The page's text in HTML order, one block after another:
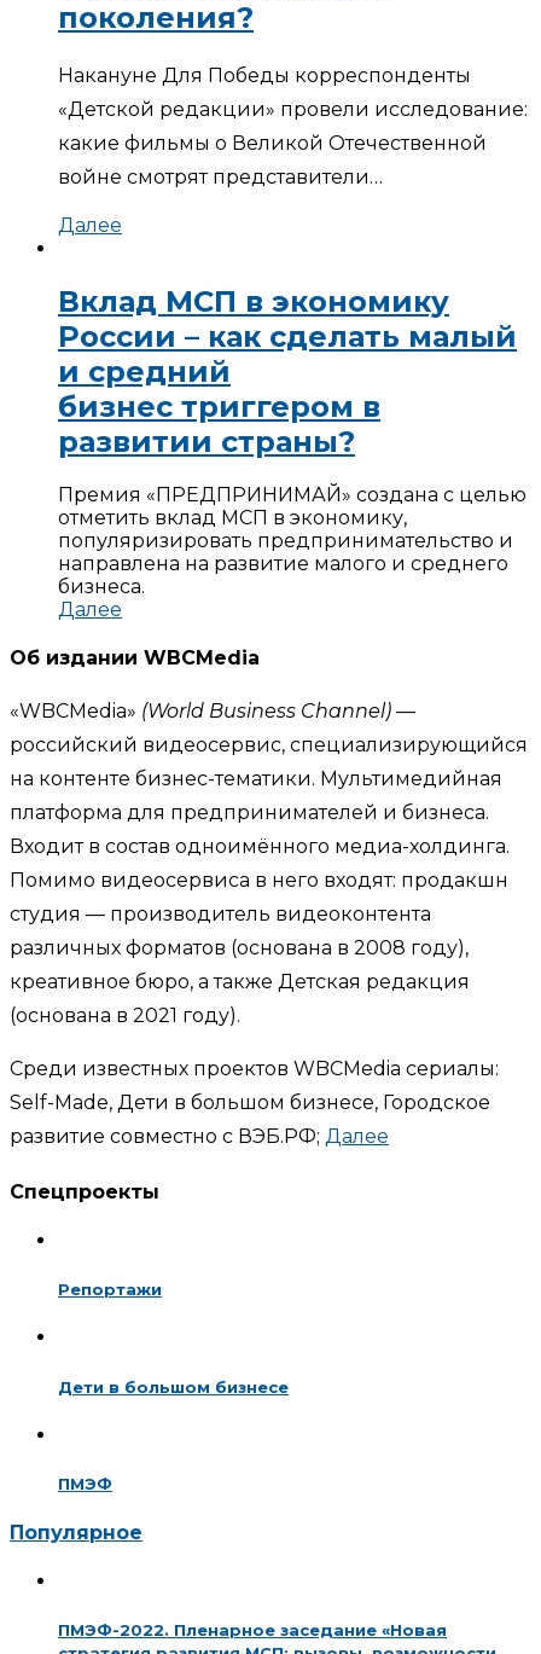
поколения?
Накануне Для Победы корреспонденты
«Детской редакции» провели исследование:
какие фильмы о Великой Отечественной
войне смотрят представители…
Далее
Вклад МСП в экономику
России – как сделать малый
и средний
бизнес триггером в
развитии страны?
Премия «ПРЕДПРИНИМАЙ» создана с целью
отметить вклад МСП в экономику,
популяризировать предпринимательство и
направлена на развитие малого и среднего
бизнеса.
Далее
Об издании WBCMedia
«WBCMedia» (World Business Channel) —
российский видеосервис, специализирующийся
на контенте бизнес-тематики. Мультимедийная
платформа для предпринимателей и бизнеса.
Входит в состав одноимённого медиа-холдинга.
Помимо видеосервиса в него входят: продакшн
студия — производитель видеоконтента
различных форматов (основана в 2008 году),
креативное бюро, а также Детская редакция
(основана в 2021 году).
Среди известных проектов WBCMedia сериалы:
Self-Made, Дети в большом бизнесе, Городское
развитие совместно с ВЭБ.РФ; Далее
Спецпроекты
Репортажи
Дети в большом бизнесе
ПМЭФ
Популярное
ПМЭФ-2022. Пленарное заседание «Новая